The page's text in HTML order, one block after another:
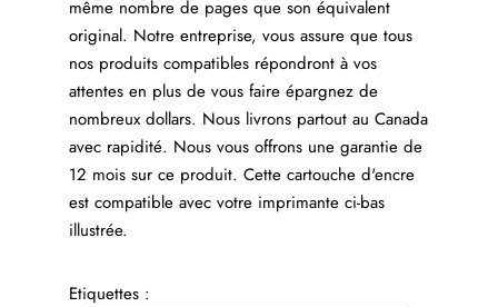
même nombre de pages que son équivalent
original. Notre entreprise, vous assure que tous
nos produits compatibles répondront à vos
attentes en plus de vous faire épargnez de
nombreux dollars. Nous livrons partout au Canada
avec rapidité. Nous vous offrons une garantie de
12 mois sur ce produit. Cette cartouche d'encre
est compatible avec votre imprimante ci-bas
illustrée.
Etiquettes :